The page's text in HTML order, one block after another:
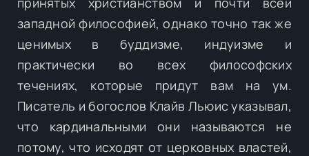
западной философией, однако точно так же
ценимых в буддизме, индуизме и
практически во всех философских
течениях, которые придут вам на ум.
Писатель и богослов Клайв Льюис указывал,
что кардинальными они называются не
потому, что исходят от церковных властей,